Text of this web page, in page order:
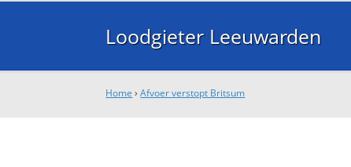
Loodgieter Leeuwarden
Home ›Afvoer verstopt Britsum